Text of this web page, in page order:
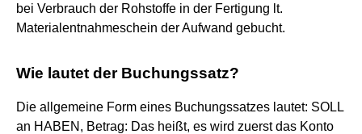
bei Verbrauch der Rohstoffe in der Fertigung lt.
Materialentnahmeschein der Aufwand gebucht.
Wie lautet der Buchungssatz?
Die allgemeine Form eines Buchungssatzes lautet: SOLL
an HABEN, Betrag: Das heißt, es wird zuerst das Konto